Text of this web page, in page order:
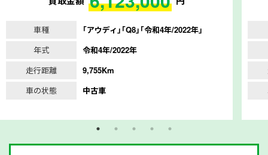
車種
｢アウディ｣｢Q8｣｢令和4年/2022年｣
年式
令和4年/2022年
走行距離
9,755Km
車の状態
中古車